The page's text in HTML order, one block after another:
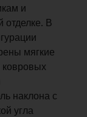
и
отделке. В
мягкие
ковровых
наклона с
угла